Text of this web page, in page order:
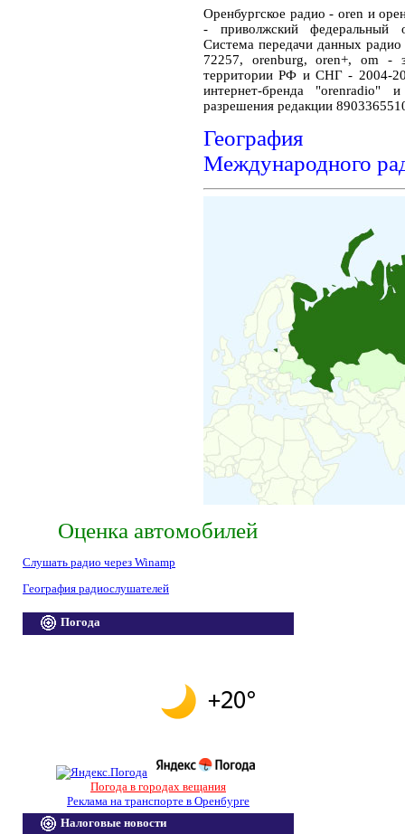
Оренбургское радио - oren и
- приволжский федеральный
Система передачи данных
72257, orenburg, oren+, om -
территории РФ и СНГ - 2004-
интернет-бренда "orenradio"
разрешения редакции
География
Международного
Оценка автомобилей
Слушать радио через Winamp
География радиослушателей
Погода
Погода в городах вещания
Реклама на транспорте в Оренбурге
Налоговые новости